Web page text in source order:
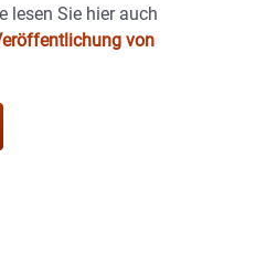
lesen Sie hier auch
von